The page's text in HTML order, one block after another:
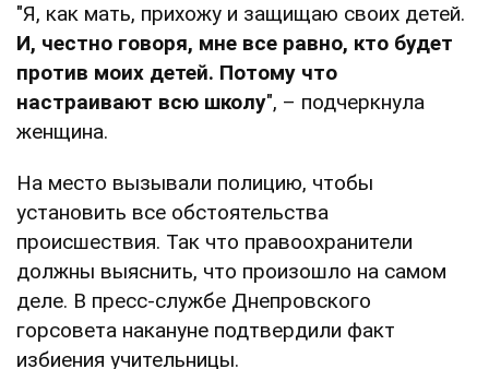
"Я, как мать, прихожу и защищаю своих детей.
И, честно говоря, мне все равно, кто будет
против моих детей. Потому что
настраивают всю школу", – подчеркнула
женщина.
На место вызывали полицию, чтобы
установить все обстоятельства
происшествия. Так что правоохранители
должны выяснить, что произошло на самом
деле. В пресс-службе Днепровского
горсовета накануне подтвердили факт
избиения учительницы.